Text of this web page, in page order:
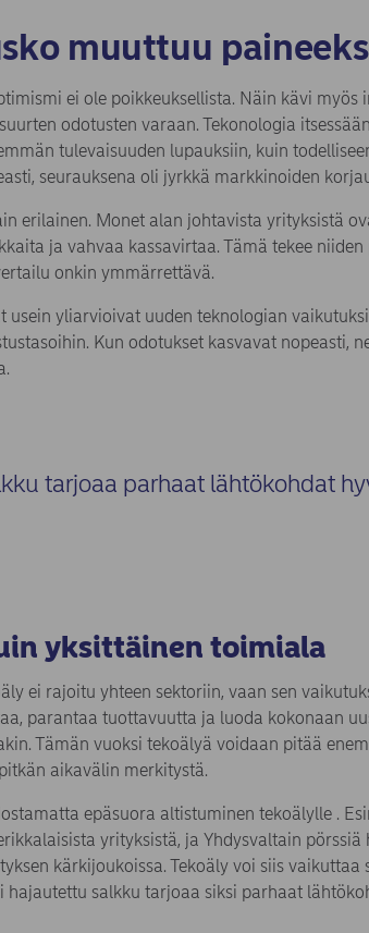
muuttuu
ei ole poikkeuksellista. Näin kävi
odotusten varaan. Tekonologia
tulevaisuuden lupauksiin, kuin
seurauksena oli jyrkkä markkinoiden
erilainen. Monet alan johtavista yrityksistä
ja vahvaa kassavirtaa. Tämä tekee niiden
onkin ymmärrettävä.
usein yliarvioivat uuden teknologian
Kun odotukset kasvavat nopeasti,
tarjoaa parhaat lähtökohdat
yksittäinen toimiala
ei rajoitu yhteen sektoriin, vaan sen
parantaa tuottavuutta ja luoda kokonaan
Tämän vuoksi tekoälyä voidaan pitää
aikavälin merkitystä.
epäsuora altistuminen tekoälylle .
yrityksistä, ja Yhdysvaltain pörssiä
kärkijoukoissa. Tekoäly voi siis vaikuttaa
salkku tarjoaa siksi parhaat